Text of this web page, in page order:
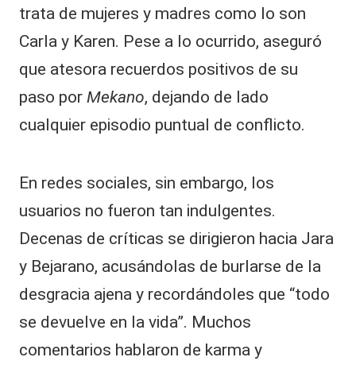
trata de mujeres y madres como lo son
Carla y Karen. Pese a lo ocurrido, aseguró
que atesora recuerdos positivos de su
paso por Mekano, dejando de lado
cualquier episodio puntual de conflicto.
En redes sociales, sin embargo, los
usuarios no fueron tan indulgentes.
Decenas de críticas se dirigieron hacia Jara
y Bejarano, acusándolas de burlarse de la
desgracia ajena y recordándoles que “todo
se devuelve en la vida”. Muchos
comentarios hablaron de karma y